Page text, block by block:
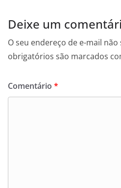
Deixe um
O seu endereço de e-mail
obrigatórios são marcados
Comentário *